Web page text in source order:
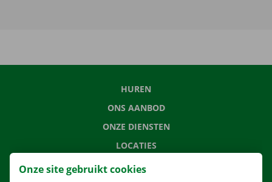
HUREN
ONS AANBOD
ONZE DIENSTEN
LOCATIES
APP
Onze site gebruikt cookies